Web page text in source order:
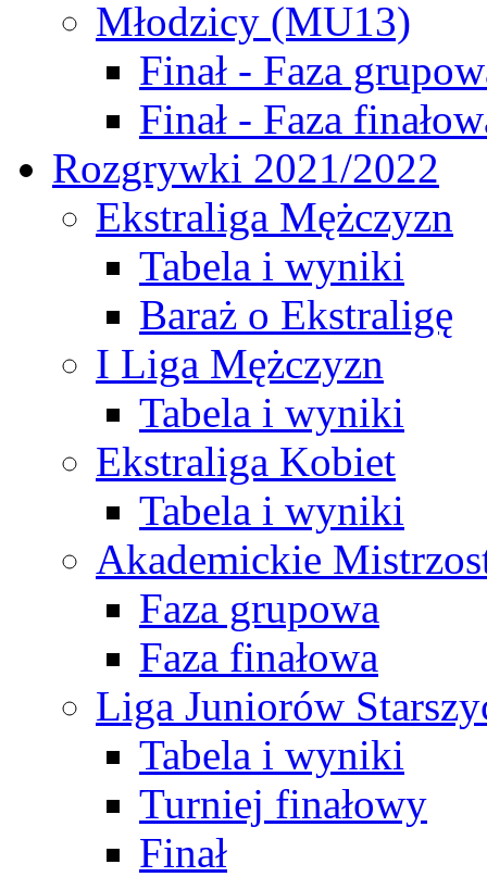
Młodzicy (MU13)
Finał - Faza
Finał - Faza
Rozgrywki 2021/2022
Ekstraliga Mężczyzn
Tabela i wyniki
Baraż o Ekstraligę
I Liga Mężczyzn
Tabela i wyniki
Ekstraliga Kobiet
Tabela i wyniki
Akademickie
Faza grupowa
Faza finałowa
Liga Juniorów
Tabela i wyniki
Turniej finałowy
Finał